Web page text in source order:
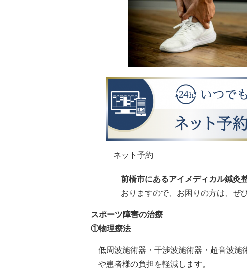
ネット予約
前橋市にあるアイメディカル鍼灸
おりますので、お困りの方は、ぜ
スポーツ障害の治療
①物理療法
低周波施術器・干渉波施術器・超音波施
や患者様の負担を軽減します。